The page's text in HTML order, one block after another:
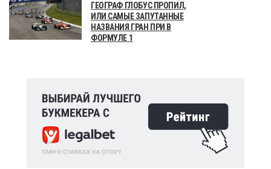
ГЕОГРАФ ГЛОБУС ПРОПИЛ,
ИЛИ САМЫЕ ЗАПУТАННЫЕ
НАЗВАНИЯ ГРАН ПРИ В
ФОРМУЛЕ 1